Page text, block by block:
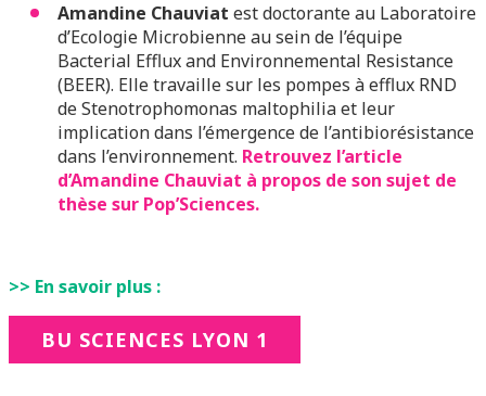
Amandine Chauviat est doctorante au Laboratoire
d’Ecologie Microbienne au sein de l’équipe
Bacterial Efflux and Environnemental Resistance
(BEER). Elle travaille sur les pompes à efflux RND
de Stenotrophomonas maltophilia et leur
implication dans l’émergence de l’antibiorésistance
dans l’environnement. Retrouvez l’article
d’Amandine Chauviat à propos de son sujet de
thèse sur Pop’Sciences.
>> En savoir plus :
BU SCIENCES LYON 1